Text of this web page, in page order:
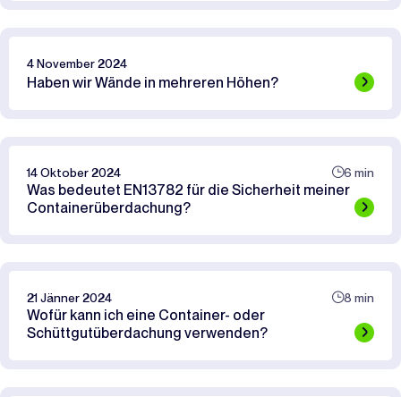
4 November 2024
Haben wir Wände in mehreren Höhen?
14 Oktober 2024 6 min
Was bedeutet EN13782 für die Sicherheit meiner
Containerüberdachung?
21 Jänner 2024 8 min
Wofür kann ich eine Container- oder
Schüttgutüberdachung verwenden?